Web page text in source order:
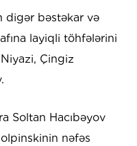
digər bəstəkar və
layiqli töhfələrini
Çingiz
Soltan Hacıbəyov
nəfəs